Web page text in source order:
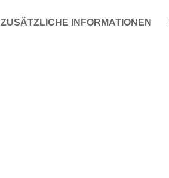
ZUSÄTZLICHE INFORMATIONEN